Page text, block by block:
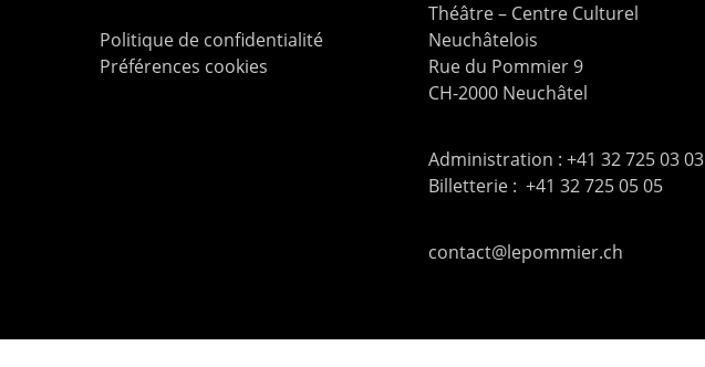
Politique de confidentialité
Préférences cookies
Théâtre – Centre Culturel
Neuchâtelois
Rue du Pommier 9
CH-2000 Neuchâtel
Administration : +41 32 725 03 03
Billetterie : +41 32 725 05 05
contact@lepommier.ch